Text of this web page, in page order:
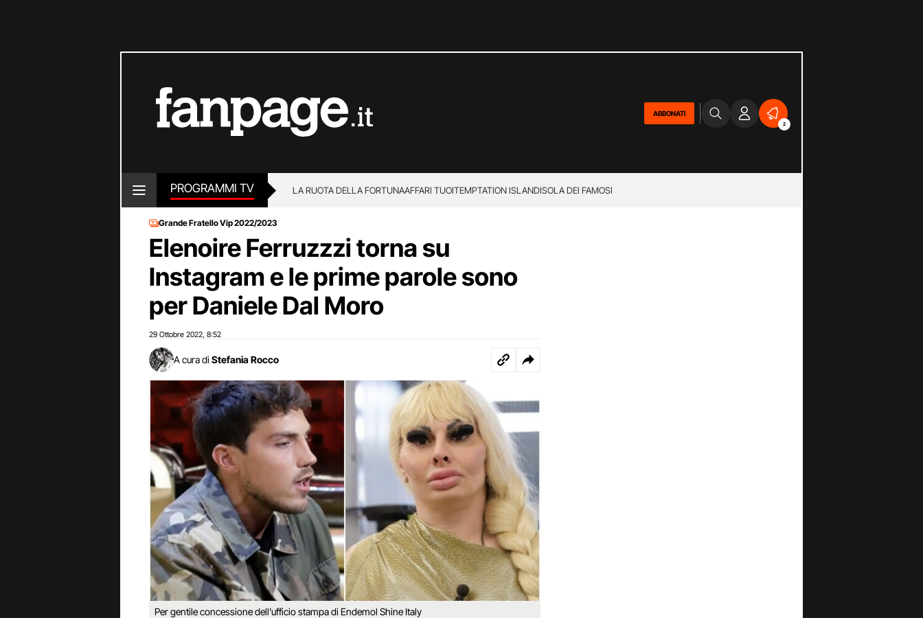
ABBONATI
2
PROGRAMMI TV LA RUOTA DELLA FORTUNAAFFARI TUOITEMPTATION ISLANDISOLA DEI FAMOSI
Grande Fratello Vip 2022/2023
Elenoire Ferruzzzi torna su
Instagram e le prime parole sono
per Daniele Dal Moro
29 Ottobre 2022 8:52
A cura di Stefania Rocco
Per gentile concessione dell'ufficio stampa di Endemol Shine Italy